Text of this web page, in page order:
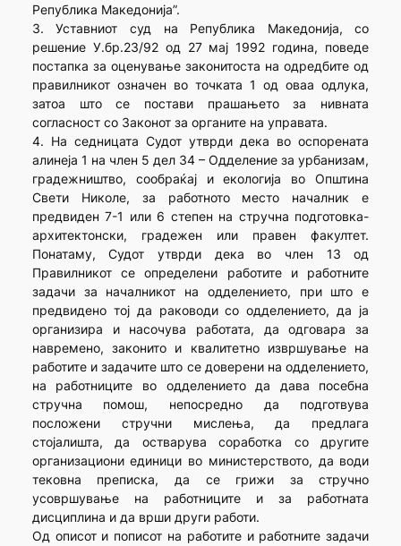
Република Македонија”.
3. Уставниот суд на Република Македонија, со
решение У.бр.23/92 од 27 мај 1992 година, поведе
постапка за оценување законитоста на одредбите од
правилникот означен во точката 1 од оваа одлука,
затоа што се постави прашањето за нивната
согласност со Законот за органите на управата.
4. На седницата Судот утврди дека во оспорената
алинеја 1 на член 5 дел 34 – Одделение за урбанизам,
градежништво, сообраќај и екологија во Општина
Свети Николе, за работното место началник е
предвиден 7-1 или 6 степен на стручна подготовка-
архитектонски, градежен или правен факултет.
Понатаму, Судот утврди дека во член 13 од
Правилникот се определени работите и работните
задачи за началникот на одделението, при што е
предвидено тој да раководи со одделението, да ја
организира и насочува работата, да одговара за
навремено, законито и квалитетно извршување на
работите и задачите што се доверени на одделението,
на работниците во одделението да дава посебна
стручна помош, непосредно да подготвува
посложени стручни мислења, да предлага
стојалишта, да остварува соработка со другите
организациони единици во министерството, да води
тековна преписка, да се грижи за стручно
усовршување на работниците и за работната
дисциплина и да врши други работи.
Од описот и пописот на работите и работните задачи